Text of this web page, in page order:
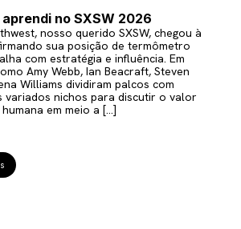
no SXSW 2026
nosso querido SXSW, chegou à
sua posição de termômetro
com estratégia e influência. Em
Amy Webb, Ian Beacraft, Steven
Williams dividiram palcos com
variados nichos para discutir o valor
em meio a […]